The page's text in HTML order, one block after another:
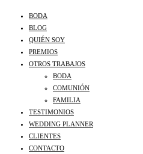
BODA
BLOG
QUIÉN SOY
PREMIOS
OTROS TRABAJOS
BODA
COMUNIÓN
FAMILIA
TESTIMONIOS
WEDDING PLANNER
CLIENTES
CONTACTO